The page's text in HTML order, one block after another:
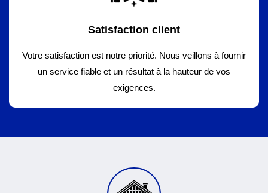
Satisfaction client
Votre satisfaction est notre priorité. Nous veillons à fournir
un service fiable et un résultat à la hauteur de vos
exigences.